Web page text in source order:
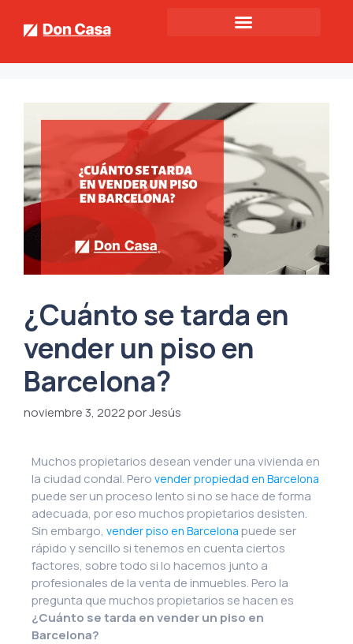
¿Cuánto se tarda en
vender un piso en
Barcelona?
noviembre 3, 2022por Jesús
Muchos propietarios desean vender una vivienda en
la ciudad condal. Pero vender propiedad en Barcelona
puede ser un proceso lento si no se hace de forma
adecuada, por eso muchos propietarios desisten.
Sin embargo, vender piso en Barcelona puede ser
rápido y sencillo si tenemos en cuenta ciertos
factores, sobre todo si lo hacemos junto a
profesionales de la venta de inmuebles. Pero la
pregunta que muchos propietarios se hacen es
¿Cuánto se tarda en vender un piso en
Barcelona?